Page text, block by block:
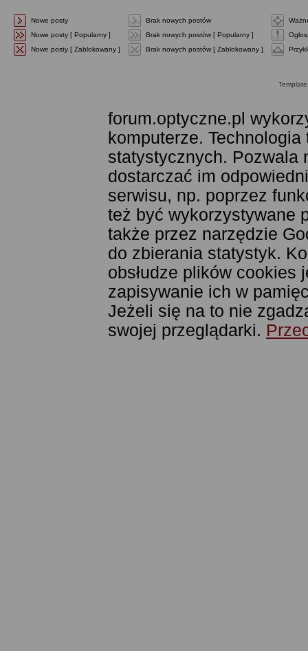
Nowe posty Brak nowych postów
Nowe posty [ Popularny ]
Brak nowych postów [ Popularny ]
Nowe posty [ Zablokowany ]
Brak nowych postów [ Zablokowany ]
forum.optyczne.pl
komputerze.
statystycznych. Pozwala
dostarczać im
serwisu, np. poprzez
też być wykorzystywane
także przez narzędzie
do zbierania statystyk.
obsłudze plików cookies
zapisywanie ich w
Jeżeli się na to nie
swojej przeglądarki.